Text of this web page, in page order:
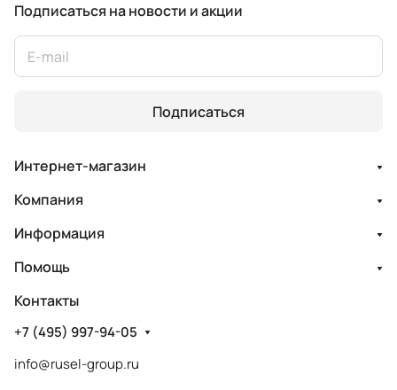
Подписаться на новости и акции
Подписаться
Интернет-магазин
Компания
Информация
Помощь
Контакты
+7 (495) 997-94-05
info@rusel-group.ru